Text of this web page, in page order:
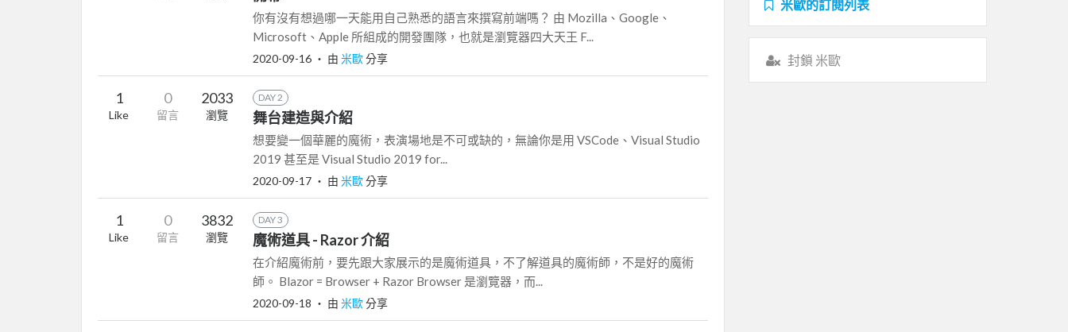
你有沒有想過哪一天能用自己熟悉的語言來撰寫前端嗎？ 由 Mozilla、Google、
Microsoft、Apple 所組成的開發團隊，也就是瀏覽器四大天王 F...
2020-09-16 ‧ 由 米歐分享
1
Like
0
留言
2033
瀏覽
DAY 2
舞台建造與介紹
想要變一個華麗的魔術，表演場地是不可或缺的，無論你是用 VSCode、Visual Studio
2019 甚至是 Visual Studio 2019 for...
2020-09-17 ‧ 由 米歐分享
1
Like
0
留言
3832
瀏覽
DAY 3
魔術道具 - Razor 介紹
在介紹魔術前，要先跟大家展示的是魔術道具，不了解道具的魔術師，不是好的魔術
師。 Blazor = Browser + Razor Browser 是瀏覽器，而...
2020-09-18 ‧ 由 米歐分享
米歐的訂閱列表
封鎖 米歐